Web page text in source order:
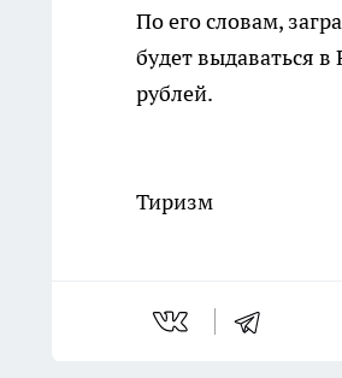
По его словам,
будет выдаваться
рублей.
Тиризм